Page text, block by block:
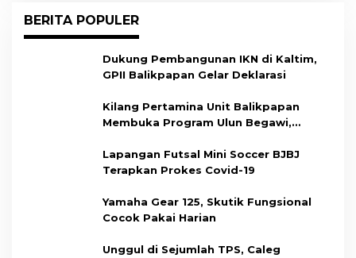
BERITA POPULER
Dukung Pembangunan IKN di Kaltim,
GPII Balikpapan Gelar Deklarasi
Kilang Pertamina Unit Balikpapan
Membuka Program Ulun Begawi,
Lapangan Futsal Mini Soccer BJBJ
Terapkan Prokes Covid-19
Yamaha Gear 125, Skutik Fungsional
Cocok Pakai Harian
Unggul di Sejumlah TPS, Caleg